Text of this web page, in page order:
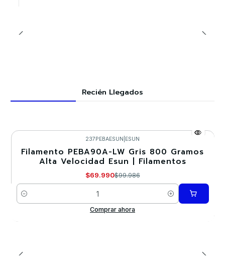
Recién Llegados
-30%
237PEBAESUN ESUN
Filamento PEBA90A-LW Gris 800 Gramos
Alta Velocidad Esun | Filamentos
$69.990$99.986
Cantidad
Comprar ahora